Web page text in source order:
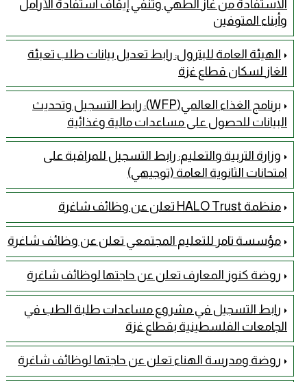
الاستفادة من غاز الطهي وتنفي إيقاف استفادة الأرامل
وأبناء المتوفين
الهيئة العامة للبترول: رابط تعديل بيانات طلب تعبئة
الغاز لسكان قطاع غزة
برنامج الغذاء العالمي(WFP): رابط التسجيل وتحديث
البيانات للحصول على مساعدات مالية وغذائية
وزارة التربية والتعليم: رابط التسجيل للمراقبة على
امتحانات الثانوية العامة (توجيهي)
منظمة HALO Trust تعلن عن وظائف شاغرة
مؤسسة تامر للتعليم المجتمعي تعلن عن وظائف شاغرة
روضة كنوز المعارف تعلن عن حاجتها لوظائف شاغرة
رابط التسجيل في مشروع مساعدات طلبة الطب في
الجامعات الفلسطينية بقطاع غزة
روضة ومدرسة الهناء تعلن عن حاجتها لوظائف شاغرة